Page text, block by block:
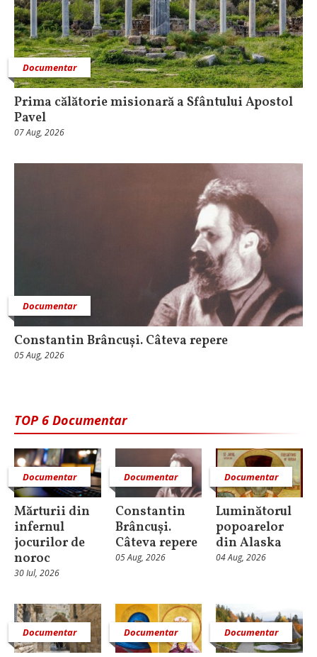
Documentar
Prima călătorie misionară a Sfântului Apostol
Pavel
07 Aug, 2026
Documentar
Constantin Brâncuși. Câteva repere
05 Aug, 2026
TOP 6 Documentar
Documentar
Mărturii din
infernul
jocurilor de
noroc
30 Iul, 2026
Documentar
Constantin
Brâncuși.
Câteva repere
05 Aug, 2026
Documentar
Luminătorul
popoarelor
din Alaska
04 Aug, 2026
Documentar Documentar Documentar